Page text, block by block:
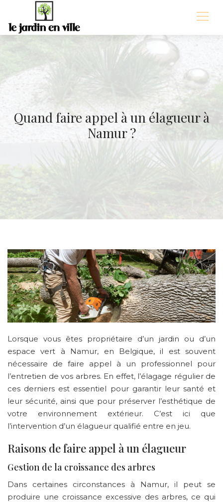
Quand faire appel à un élagueur à
Namur ?
Lorsque vous êtes propriétaire d’un jardin ou d’un
espace vert à Namur, en Belgique, il est souvent
nécessaire de faire appel à un professionnel pour
l’entretien de vos arbres. En effet, l’élagage régulier de
ces derniers est essentiel pour garantir leur santé et
leur sécurité, ainsi que pour préserver l’esthétique de
votre environnement extérieur. C’est ici que
l’intervention d’un élagueur qualifié entre en jeu.
Raisons de faire appel à un élagueur
Gestion de la croissance des arbres
Dans certaines circonstances à Namur, il peut se
produire une croissance excessive des arbres, ce qui